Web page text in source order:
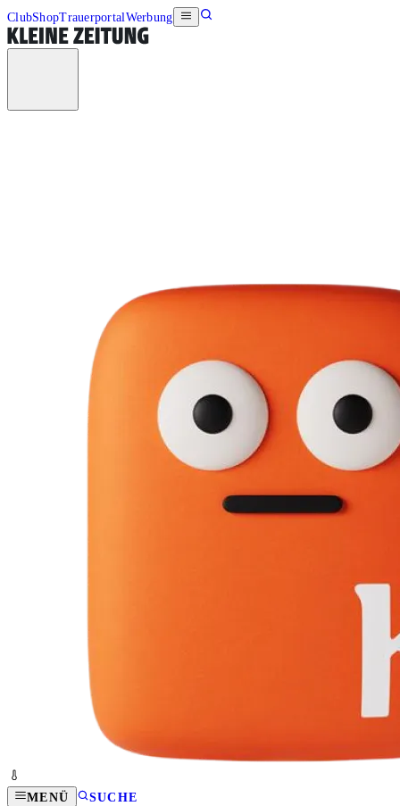
ClubShopTrauerportalWerbung
MENÜ SUCHE